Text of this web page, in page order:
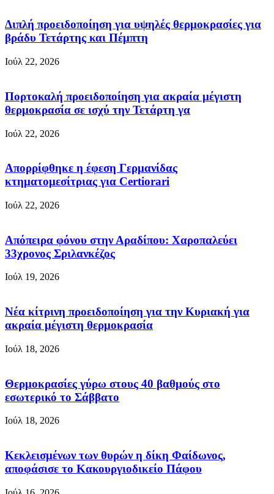
Διπλή προειδοποίηση για υψηλές θερμοκρασίες για
βράδυ Τετάρτης και Πέμπτη
Ιούλ 22, 2026
Πορτοκαλή προειδοποίηση για ακραία μέγιστη
θερμοκρασία σε ισχύ την Τετάρτη γα
Ιούλ 22, 2026
Απορρίφθηκε η έφεση Γερμανίδας
κτηματομεσίτριας για Certiorari
Ιούλ 22, 2026
Απόπειρα φόνου στην Αραδίπου: Χαροπαλεύει
33χρονος Σριλανκέζος
Ιούλ 19, 2026
Νέα κίτρινη προειδοποίηση για την Κυριακή για
ακραία μέγιστη θερμοκρασία
Ιούλ 18, 2026
Θερμοκρασίες γύρω στους 40 βαθμούς στο
εσωτερικό το Σάββατο
Ιούλ 18, 2026
Κεκλεισμένων των θυρών η δίκη Φαίδωνος,
αποφάσισε το Κακουργιοδικείο Πάφου